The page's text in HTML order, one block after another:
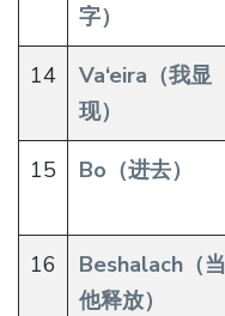
字）
14
Va‘eira（我显
现）
15 Bo（进去）
16
Beshalach（当
他释放）